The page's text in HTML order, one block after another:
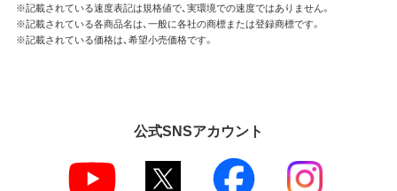
※記載されている速度表記は規格値で、実環境での速度ではありません。
※記載されている各商品名は、一般に各社の商標または登録商標です。
※記載されている価格は、希望小売価格です。
公式SNSアカウント